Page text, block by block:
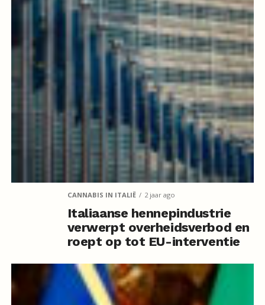
CANNABIS IN ITALIË 2 jaar ago
Italiaanse hennepindustrie
verwerpt overheidsverbod en
roept op tot EU-interventie